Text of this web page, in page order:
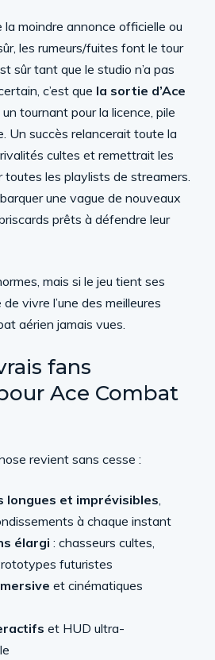
moindre annonce officielle ou
les rumeurs/fuites font le tour
sûr tant que le studio n’a pas
c’est que la sortie d’Ace
tournant pour la licence, pile
Un succès relancerait toute la
cultes et remettrait les
toutes les playlists de streamers.
une vague de nouveaux
prêts à défendre leur
mais si le jeu tient ses
vivre l’une des meilleures
aérien jamais vues.
fans
Ace Combat
revient sans cesse :
longues et imprévisibles,
à chaque instant
élargi : chasseurs cultes,
futuristes
et cinématiques
et HUD ultra-